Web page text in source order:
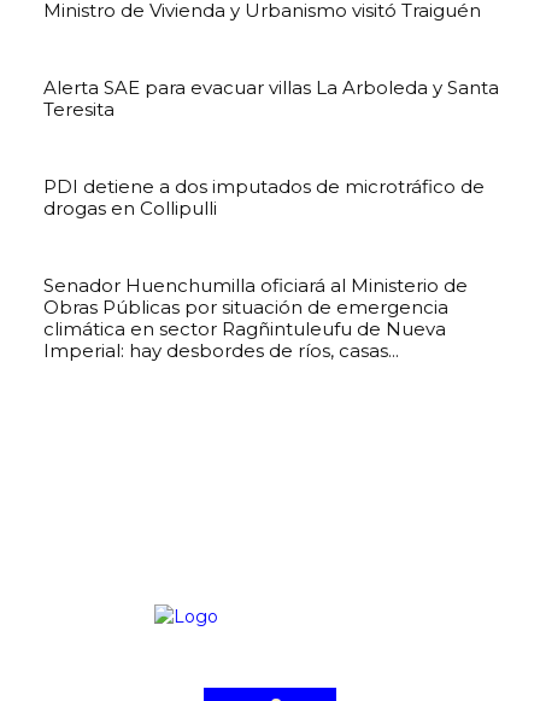
Ministro de Vivienda y Urbanismo visitó Traiguén
Alerta SAE para evacuar villas La Arboleda y Santa
Teresita
PDI detiene a dos imputados de microtráfico de
drogas en Collipulli
Senador Huenchumilla oficiará al Ministerio de
Obras Públicas por situación de emergencia
climática en sector Ragñintuleufu de Nueva
Imperial: hay desbordes de ríos, casas...